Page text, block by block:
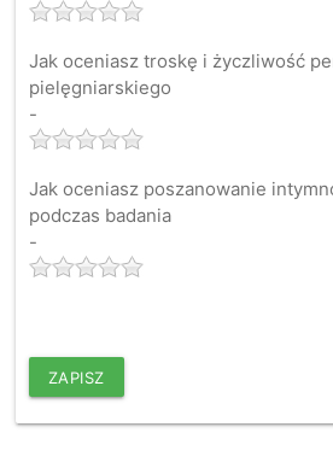
Jak oceniasz troskę i życzliwość
pielęgniarskiego
-
Jak oceniasz poszanowanie
podczas badania
-
ZAPISZ